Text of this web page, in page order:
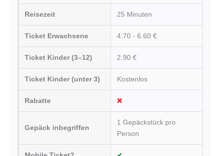
Reisezeit 25 Minuten
Ticket Erwachsene 4.70 - 6.60 €
Ticket Kinder (3–12) 2.90 €
Ticket Kinder (unter 3) Kostenlos
Rabatte ❌
Gepäck inbegriffen
1 Gepäckstück pro
Person